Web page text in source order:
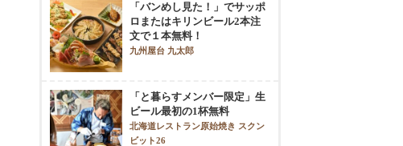
「バンめし見た！」でサッポ
ロまたはキリンビール2本注
文で１本無料！
九州屋台 九太郎
「と暮らすメンバー限定」生
ビール最初の1杯無料
北海道レストラン原始焼き スクン
ビット26